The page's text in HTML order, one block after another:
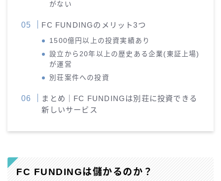
がない
FC FUNDINGのメリット3つ
1500億円以上の投資実績あり
設立から20年以上の歴史ある企業(東証上場)
が運営
別荘案件への投資
まとめ｜FC FUNDINGは別荘に投資できる
新しいサービス
FC FUNDINGは儲かるのか？